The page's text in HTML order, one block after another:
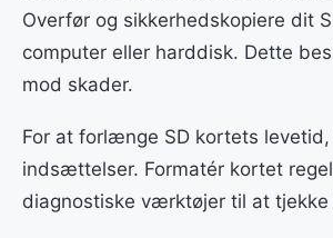
Overfør og sikkerhedskopiere dit
computer eller harddisk. Dette
mod skader.
For at forlænge SD kortets
indsættelser. Formatér kortet
diagnostiske værktøjer til at